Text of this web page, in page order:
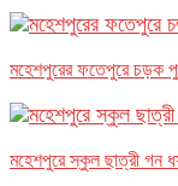
মহেশপুরের ফতেপুরে চড়ক
মহেশপুরে স্কুল ছাত্রী গন